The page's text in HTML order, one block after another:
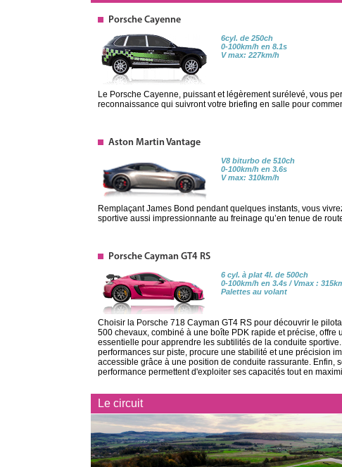
Porsche Cayenne
6cyl. de 250ch
0-100km/h en 8.1s
V max: 227km/h
Le Porsche Cayenne, puissant et légèrement surélevé, vous
reconnaissance qui suivront votre briefing en salle pour
Aston Martin Vantage
V8 biturbo de 510ch
0-100km/h en 3.6s
V max: 310km/h
Remplaçant James Bond pendant quelques instants, vous
sportive aussi impressionnante au freinage qu’en tenue de
Porsche Cayman GT4 RS
6 cyl. à plat 4l. de 500ch
0-100km/h en 3.4s / Vmax :
Palettes au volant
Choisir la Porsche 718 Cayman GT4 RS pour découvrir le
500 chevaux, combiné à une boîte PDK rapide et précise, offre
essentielle pour apprendre les subtilités de la conduite
performances sur piste, procure une stabilité et une précision
accessible grâce à une position de conduite rassurante. Enfin,
performance permettent d'exploiter ses capacités tout en
Le circuit